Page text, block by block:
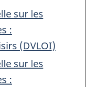
sur les
:
(DVLOI)
sur les
: